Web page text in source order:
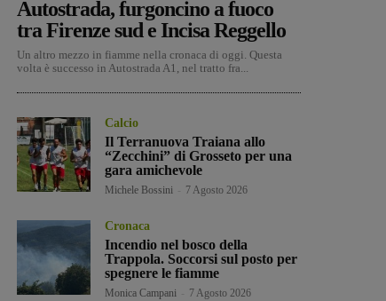
Autostrada, furgoncino a fuoco
tra Firenze sud e Incisa Reggello
Un altro mezzo in fiamme nella cronaca di oggi. Questa
volta è successo in Autostrada A1, nel tratto fra...
Calcio
Il Terranuova Traiana allo
“Zecchini” di Grosseto per una
gara amichevole
Michele Bossini 7 Agosto 2026
Cronaca
Incendio nel bosco della
Trappola. Soccorsi sul posto per
spegnere le fiamme
Monica Campani 7 Agosto 2026